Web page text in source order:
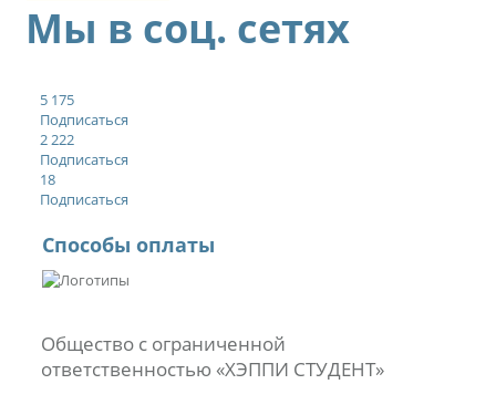
Мы в соц. сетях
5 175
Подписаться
2 222
Подписаться
18
Подписаться
Способы оплаты
Общество с ограниченной
ответственностью «ХЭППИ СТУДЕНТ»